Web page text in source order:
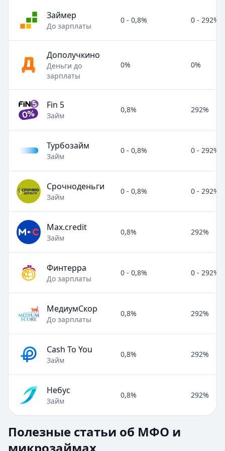
Займер
До зарплаты
0 - 0,8% 0 - 292%
Дополучкино
Деньги до
зарплаты
0% 0%
Fin 5
Займ
0,8% 292%
Турбозайм
Займ
0 - 0,8% 0 - 292%
Срочноденьги
Займ
0 - 0,8% 0 - 292%
Max.credit
Займ
0,8% 292%
Финтерра
До зарплаты
0 - 0,8% 0 - 292%
МедиумСкор
До зарплаты
0,8% 292%
Cash To You
Займ
0,8% 292%
Небус
Займ
0,8% 292%
Раздел:МФО и микрозаймы. Всего статей: 8.
Займ под расписку
Полезные статьи об МФО и